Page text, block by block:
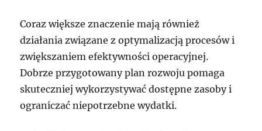
Coraz większe znaczenie mają również
działania związane z optymalizacją procesów i
zwiększaniem efektywności operacyjnej.
Dobrze przygotowany plan rozwoju pomaga
skuteczniej wykorzystywać dostępne zasoby i
ograniczać niepotrzebne wydatki.